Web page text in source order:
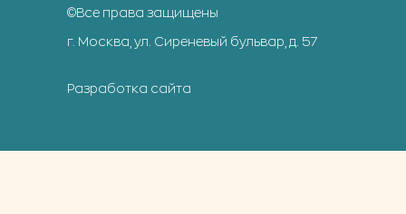
©Все права защищены
Разработка сайта
г. Москва, ул. Сиреневый бульвар, д. 57